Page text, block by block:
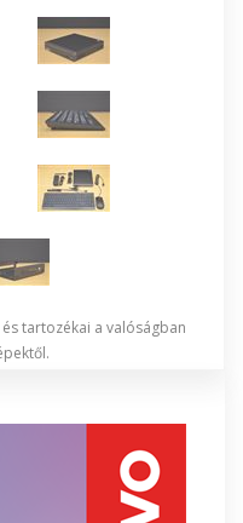
tartozékai a valóságban